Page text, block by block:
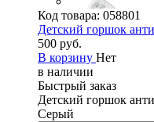
Код товара: 058801
Детский горшок
500 руб.
В корзину Нет
в наличии
Быстрый заказ
Детский горшок
Серый